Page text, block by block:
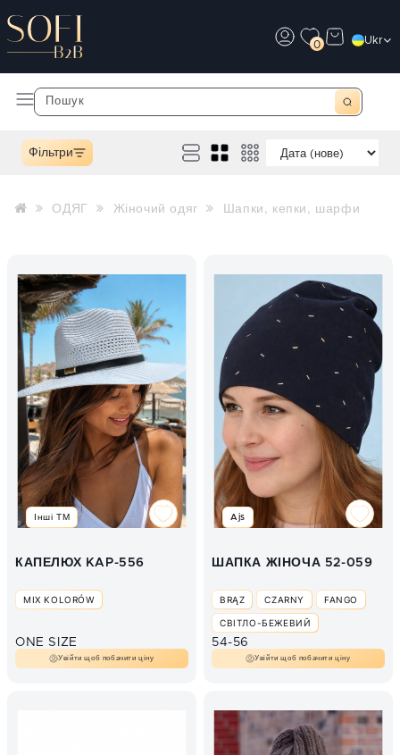
0 Ukr
Фільтри
ОДЯГ Жіночий одяг Шапки, кепки, шарфи
Інші ТМ
КАПЕЛЮХ KAP-556
MIX KOLORÓW
ONE SIZE
Увійти щоб побачити ціну
Ajs
ШАПКА ЖІНОЧА 52-059
BRĄZ CZARNY FANGO
СВІТЛО-БЕЖЕВИЙ
54-56
Увійти щоб побачити ціну